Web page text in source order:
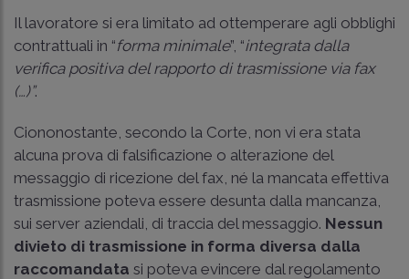
Il lavoratore si era limitato ad ottemperare agli obblighi
contrattuali in “forma minimale”, “integrata dalla
verifica positiva del rapporto di trasmissione via fax
(…)”.
Ciononostante, secondo la Corte, non vi era stata
alcuna prova di falsificazione o alterazione del
messaggio di ricezione del fax, né la mancata effettiva
trasmissione poteva essere desunta dalla mancanza,
sui server aziendali, di traccia del messaggio. Nessun
divieto di trasmissione in forma diversa dalla
raccomandata si poteva evincere dal regolamento